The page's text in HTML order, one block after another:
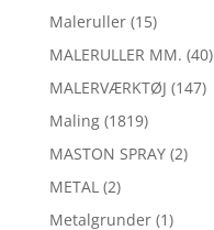
Maleruller (15)
MALERULLER MM. (40)
MALERVÆRKTØJ (147)
Maling (1819)
MASTON SPRAY (2)
METAL (2)
Metalgrunder (1)